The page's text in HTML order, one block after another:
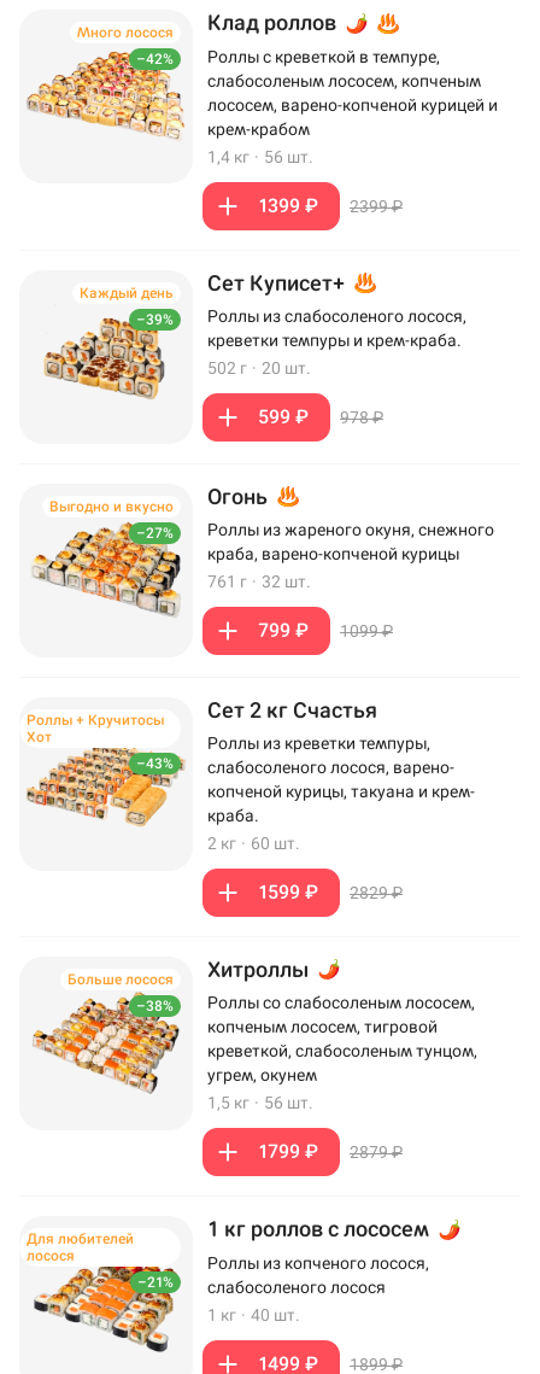
–42%
Много лосося Клад роллов
Роллы с креветкой в темпуре,
слабосоленым лососем, копченым
лососем, варено-копченой курицей и
крем-крабом
1,4 кг · 56 шт.
1399 ₽ 2399 ₽
–39%
Каждый день Сет Куписет+
Роллы из слабосоленого лосося,
креветки темпуры и крем-краба.
502 г · 20 шт.
599 ₽ 978 ₽
–27%
Выгодно и вкусно Огонь
Роллы из жареного окуня, снежного
краба, варено-копченой курицы
761 г · 32 шт.
799 ₽ 1099 ₽
–43%
Роллы + Кручитосы
Хот
Сет 2 кг Счастья
Роллы из креветки темпуры,
слабосоленого лосося, варено-
копченой курицы, такуана и крем-
краба.
2 кг · 60 шт.
1599 ₽ 2829 ₽
–38%
Больше лосося Хитроллы
Роллы со слабосоленым лососем,
копченым лососем, тигровой
креветкой, слабосоленым тунцом,
угрем, окунем
1,5 кг · 56 шт.
1799 ₽ 2879 ₽
–21%
Для любителей
лосося
1 кг роллов с лососем
Роллы из копченого лосося,
слабосоленого лосося
1 кг · 40 шт.
1499 ₽ 1899 ₽